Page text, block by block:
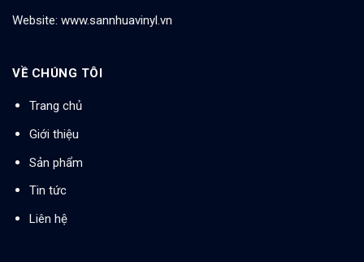
Website: www.sannhuavinyl.vn
VỀ CHÚNG TÔI
Trang chủ
Giới thiệu
Sản phẩm
Tin tức
Liên hệ